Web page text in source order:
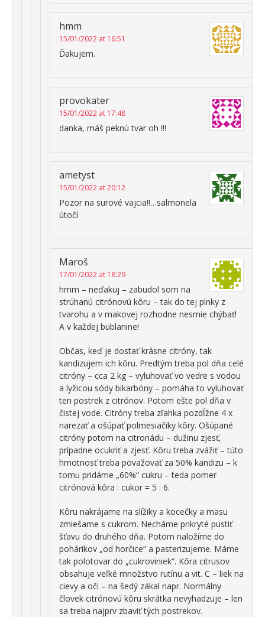
hmm
15/01/2022 at 16:51
Ďakujem.
provokater
15/01/2022 at 17:48
danka, máš peknú tvar oh !!!
ametyst
15/01/2022 at 20:12
Pozor na surové vajcia!!…salmonela
útočí
Maroš
17/01/2022 at 18:29
hmm – neďakuj – zabudol som na
strúhanú citrónovú kôru – tak do tej plnky z
tvarohu a v makovej rozhodne nesmie chýbať!
A v každej bublanine!
Občas, keď je dostať krásne citróny, tak
kandizujem ich kôru. Predtým treba pol dňa celé
citróny – cca 2 kg – vyluhovať vo vedre s vodou
a lyžicou sódy bikarbóny – pomáha to vyluhovať
ten postrek z citrónov. Potom ešte pol dňa v
čistej vode. Citróny treba zľahka pozdĺžne 4 x
narezať a ošúpať polmesiačiky kôry. Ošúpané
citróny potom na citronádu – dužinu zjesť,
prípadne ocukriť a zjesť. Kôru treba zvážiť – túto
hmotnosť treba považovať za 50% kandizu – k
tomu pridáme „60%“ cukru – teda pomer
citrónová kôra : cukor = 5 : 6.
Kôru nakrájame na slížiky a kocečky a masu
zmiešame s cukrom. Necháme prikryté pustiť
šťavu do druhého dňa. Potom naložíme do
pohárikov „od horčice“ a pasterizujeme. Máme
tak polotovar do „cukroviniek“. Kôra citrusov
obsahuje veľké množstvo rutínu a vit. C – liek na
cievy a oči – na šedý zákal napr. Normálny
človek citrónovú kôru skrátka nevyhadzuje – len
sa treba najprv zbaviť tých postrekov.